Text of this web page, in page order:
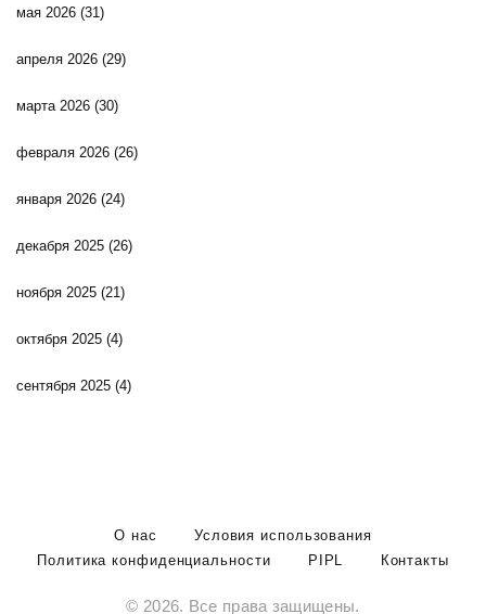
мая 2026 (31)
апреля 2026 (29)
марта 2026 (30)
февраля 2026 (26)
января 2026 (24)
декабря 2025 (26)
ноября 2025 (21)
октября 2025 (4)
сентября 2025 (4)
О нас
Условия использования
Политика конфиденциальности
PIPL Контакты
© 2026. Все права защищены.